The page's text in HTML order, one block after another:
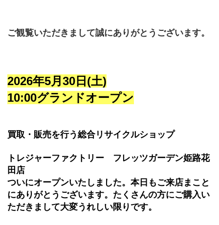
ご観覧いただきまして誠にありがとうございます。
2026年5月30日(土)
10:00グランドオープン
買取・販売を行う総合リサイクルショップ
トレジャーファクトリー　フレッツガーデン姫路花
田店
ついにオープンいたしました。本日もご来店まこと
にありがとうございます。たくさんの方にご購入い
ただきまして大変うれしい限りです。